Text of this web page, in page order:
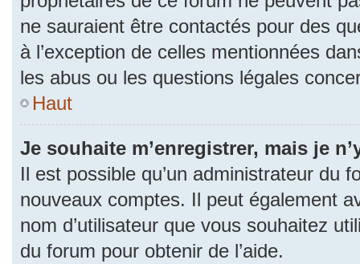
ne sauraient être contactés pour des
à l’exception de celles mentionnées
les abus ou les questions légales
Haut
Je souhaite m’enregistrer, mais je
Il est possible qu’un administrateur du
nouveaux comptes. Il peut également
nom d’utilisateur que vous souhaitez
du forum pour obtenir de l’aide.